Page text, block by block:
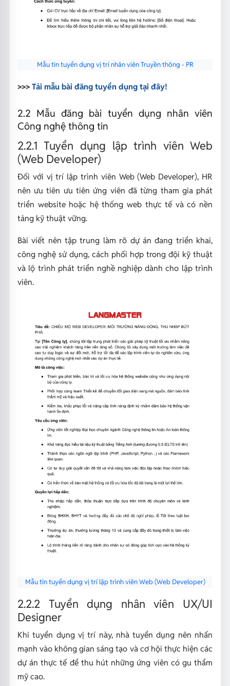
Mẫu tin tuyển dụng vị trí nhân viên Truyền thông - PR
>>> Tải mẫu bài đăng tuyển dụng tại đây!
2.2 Mẫu đăng bài tuyển dụng nhân viên
Công nghệ thông tin
2.2.1 Tuyển dụng lập trình viên Web
(Web Developer)
Đối với vị trí lập trình viên Web (Web Developer), HR
nên ưu tiên ưu tiên ứng viên đã từng tham gia phát
triển website hoặc hệ thống web thực tế và có nền
tảng kỹ thuật vững.
Bài viết nên tập trung làm rõ dự án đang triển khai,
công nghệ sử dụng, cách phối hợp trong đội kỹ thuật
và lộ trình phát triển nghề nghiệp dành cho lập trình
viên.
Mẫu tin tuyển dụng vị trí lập trình viên Web (Web Developer)
2.2.2 Tuyển dụng nhân viên UX/UI
Designer
Khi tuyển dụng vị trí này, nhà tuyển dụng nên nhấn
mạnh vào không gian sáng tạo và cơ hội thực hiện các
dự án thực tế để thu hút những ứng viên có gu thẩm
mỹ cao.